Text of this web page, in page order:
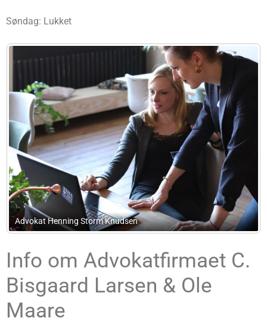
Søndag: Lukket
Advokat Mogens Juhl
Info om Advokatfirmaet C.
Bisgaard Larsen & Ole
Maare